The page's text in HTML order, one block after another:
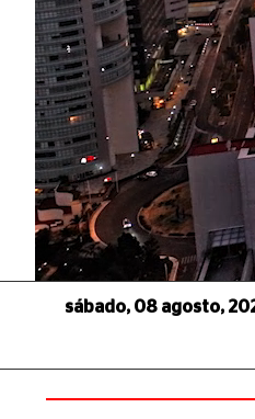
sábado, 08 agosto,